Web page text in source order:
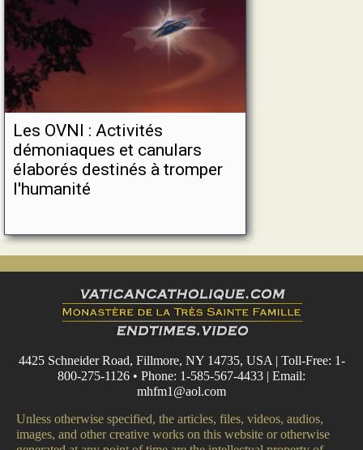
Les OVNI : Activités
démoniaques et canulars
élaborés destinés à tromper
l'humanité
4425 Schneider Road, Fillmore, NY 14735, USA | Toll-Free: 1-
800-275-1126 • Phone: 1-585-567-4433 | Email:
mhfm1@aol.com
Unless otherwise specified, the articles, files, videos, audios,
images, and other creative works on this website or otherwise